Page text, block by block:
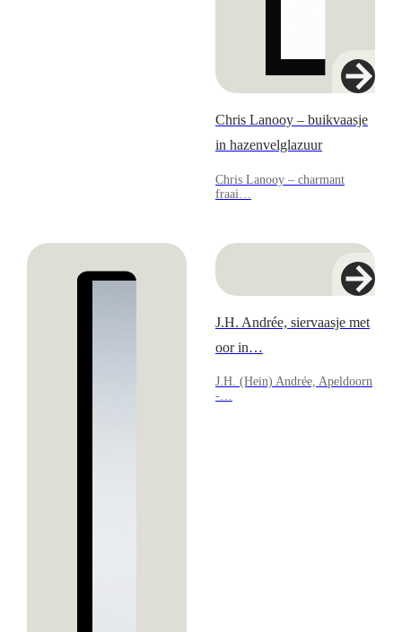
Chris Lanooy – buikvaasje
in hazenvelglazuur
Chris Lanooy – charmant
fraai…
J.H. Andrée, siervaasje met
oor in…
J.H. (Hein) Andrée, Apeldoorn
-…